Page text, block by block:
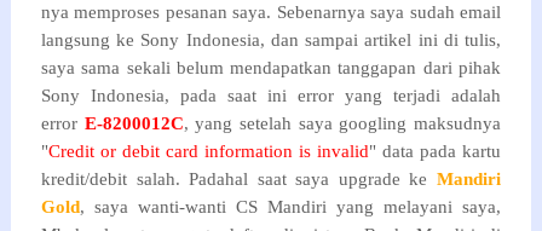
nya memproses pesanan saya. Sebenarnya saya sudah email
langsung ke Sony Indonesia, dan sampai artikel ini di tulis,
saya sama sekali belum mendapatkan tanggapan dari pihak
Sony Indonesia, pada saat ini error yang terjadi adalah
error E-8200012C, yang setelah saya googling maksudnya
"Credit or debit card information is invalid" data pada kartu
kredit/debit salah. Padahal saat saya upgrade keMandiri
Gold, saya wanti-wanti CS Mandiri yang melayani saya,